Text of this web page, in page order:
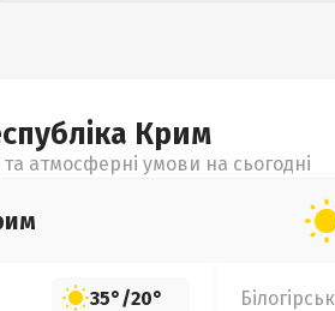
Крим
атмосферні умови на сьогодні
35°/20° Білогірськ